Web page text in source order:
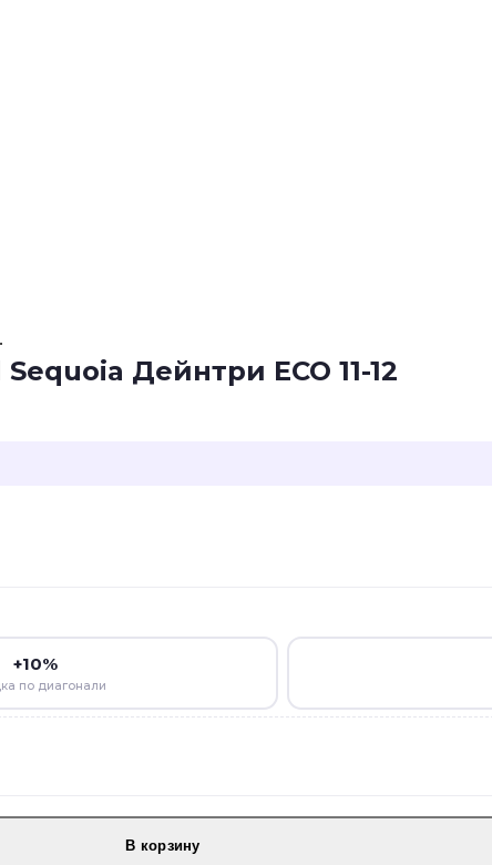
Дейнтри ECO 11-12
+10%
по диагонали
В корзину